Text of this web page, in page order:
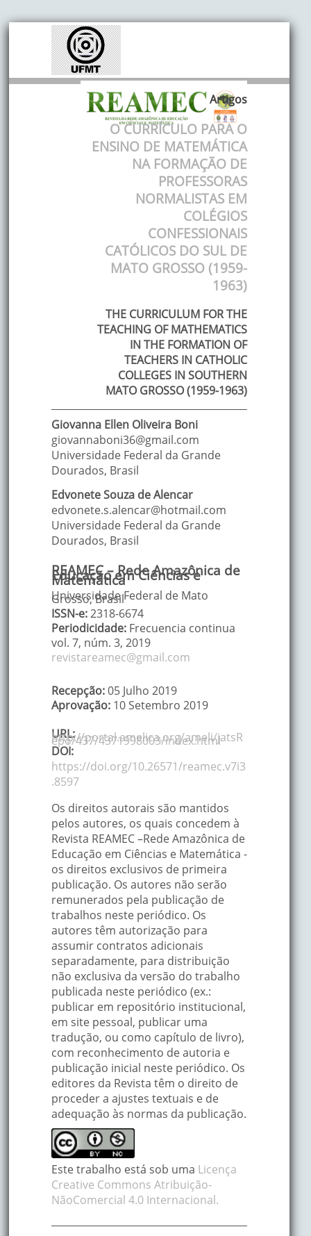
Artigos
O CURRÍCULO PARA O
ENSINO DE MATEMÁTICA
NA FORMAÇÃO DE
PROFESSORAS
NORMALISTAS EM
COLÉGIOS
CONFESSIONAIS
CATÓLICOS DO SUL DE
MATO GROSSO (1959-
1963)
THE CURRICULUM FOR THE
TEACHING OF MATHEMATICS
IN THE FORMATION OF
TEACHERS IN CATHOLIC
COLLEGES IN SOUTHERN
MATO GROSSO (1959-1963)
Giovanna Ellen Oliveira Boni
giovannaboni36@gmail.com
Universidade Federal da Grande
Dourados, Brasil
EdvoneteSouza de Alencar
edvonete.s.alencar@hotmail.com
Universidade Federal da Grande
Dourados, Brasil
REAMEC – Rede Amazônica de
Educação em Ciências e
Matemática
Universidade Federal de Mato
Grosso, Brasil
ISSN-e:2318-6674
Periodicidade: Frecuencia continua
vol. 7, núm. 3, 2019
revistareamec@gmail.com
Recepção:05 Julho 2019
Aprovação: 10 Setembro 2019
URL:
http://portal.amelica.org/ameli/jatsR
epo/437/4371998003/index.html
DOI:
https://doi.org/10.26571/reamec.v7i3
.8597
Os direitos autorais são mantidos
pelos autores, os quais concedem à
Revista REAMEC –Rede Amazônica de
Educação em Ciências e Matemática -
os direitos exclusivos de primeira
publicação. Os autores não serão
remunerados pela publicação de
trabalhos neste periódico. Os
autores têm autorização para
assumir contratos adicionais
separadamente, para distribuição
não exclusiva da versão do trabalho
publicada neste periódico (ex.:
publicar em repositório institucional,
em site pessoal, publicar uma
tradução, ou como capítulo de livro),
com reconhecimento de autoria e
publicação inicial neste periódico. Os
editores da Revista têm o direito de
proceder a ajustes textuais e de
adequação às normas da publicação.
Este trabalho está sob uma Licença
Creative Commons Atribuição-
NãoComercial 4.0 Internacional.